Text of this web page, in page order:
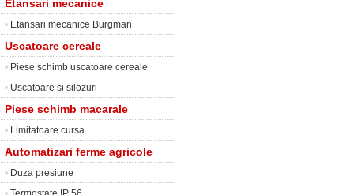
Etansari mecanice
• Etansari mecanice Burgman
Uscatoare cereale
• Piese schimb uscatoare cereale
• Uscatoare si silozuri
Piese schimb macarale
• Limitatoare cursa
Automatizari ferme agricole
• Duza presiune